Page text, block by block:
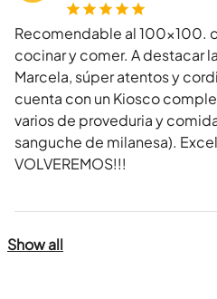
Recomendable al 100x100.
cocinar y comer. A destacar
Marcela, súper atentos y
cuenta con un Kiosco
varios de proveduria y
sanguche de milanesa).
VOLVEREMOS!!!
Show all